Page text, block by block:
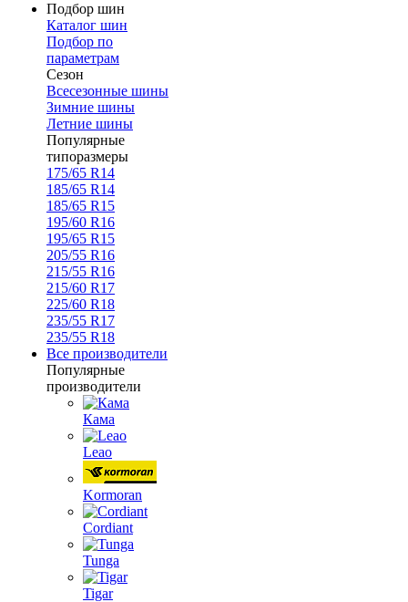
Подбор шин
Каталог шин
Подбор по
параметрам
Сезон
Всесезонные шины
Зимние шины
Летние шины
Популярные
типоразмеры
175/65 R14
185/65 R14
185/65 R15
195/60 R16
195/65 R15
205/55 R16
215/55 R16
215/60 R17
225/60 R18
235/55 R17
235/55 R18
Все производители
Популярные
производители
Кама
Leao
Kormoran
Cordiant
Tunga
Tigar